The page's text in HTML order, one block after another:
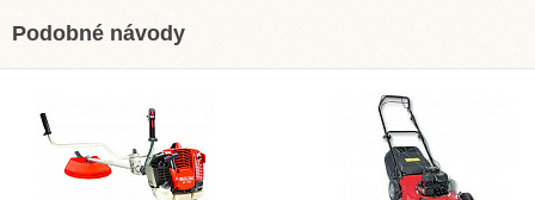
Podobné návody